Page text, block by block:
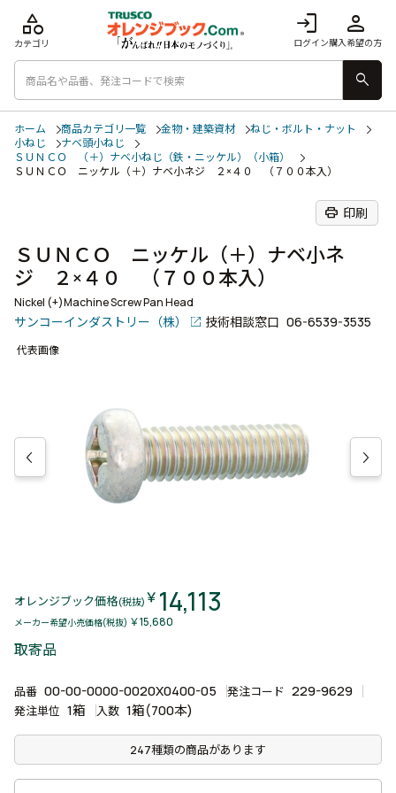
login
ログイン
person
購入希望の方
category
カテゴリ
search
ホーム 商品カテゴリ一覧 金物・建築資材
ねじ・ボルト・ナット
小ねじ
ナベ頭小ねじ
ＳＵＮＣＯ （＋）ナベ小ねじ（鉄・ニッケル）（小箱）
ＳＵＮＣＯ ニッケル（＋）ナベ小ネジ ２×４０ （７００本入）
print 印刷
ＳＵＮＣＯ ニッケル（＋）ナベ小ネ
ジ ２×４０ （７００本入）
Nickel (+)Machine Screw Pan Head
サンコーインダストリー（株） 技術相談窓口 06-6539-3535
代表画像
オレンジブック価格(税抜) ￥ 14,113
メーカー希望小売価格(税抜) ￥15,680
取寄品
品番 00-00-0000-0020X0400-05 発注コード 229-9629
発注単位 1箱 入数 1箱(700本)
247種類の商品があります